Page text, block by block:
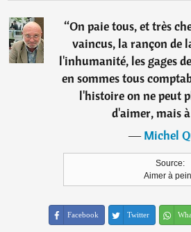
“On paie tous, et très
vaincus, la rançon de
l'inhumanité, les gages
en sommes tous
l'histoire on ne peut
d'aimer, mais
―Michel
Source:
Aimer à
Facebook Twitter